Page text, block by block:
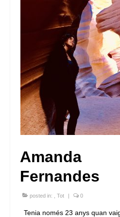
Amanda
Fernandes
posted in: Tot | 0
Tenia només 23 anys quan